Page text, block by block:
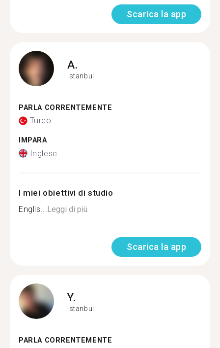
Scarica la app
A.
Istanbul
PARLA CORRENTEMENTE
Turco
IMPARA
Inglese
I miei obiettivi di studio
Englis... Leggi di più
Scarica la app
Y.
Istanbul
PARLA CORRENTEMENTE